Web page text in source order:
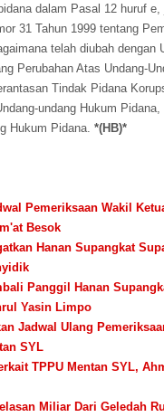
dalam Pasal 12 huruf
31 Tahun 1999 tentang
telah diubah dengan
Perubahan Atas Undang-
Tindak Pidana
undang Hukum
Hukum Pidana. *(HB)*
Pemeriksaan Wakil
Besok
Hanan Supangkat
Panggil Hanan
Yasin Limpo
Jadwal Ulang
SYL
TPPU Mentan SYL,
Miliar Dari Geledah